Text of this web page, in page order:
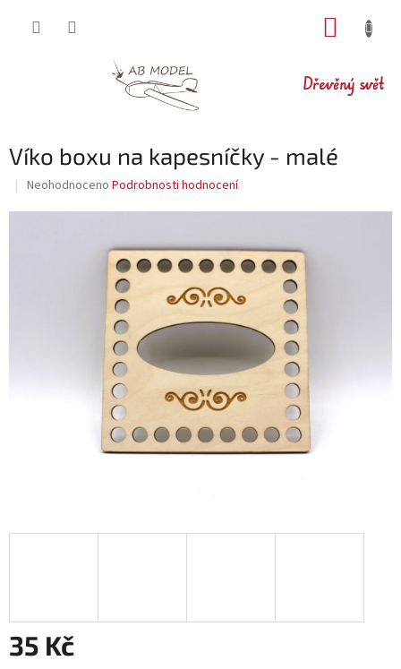
Dřevěný svět
Víko boxu na kapesníčky - malé
Průměrné
Neohodnoceno Podrobnosti hodnocení
35 Kč